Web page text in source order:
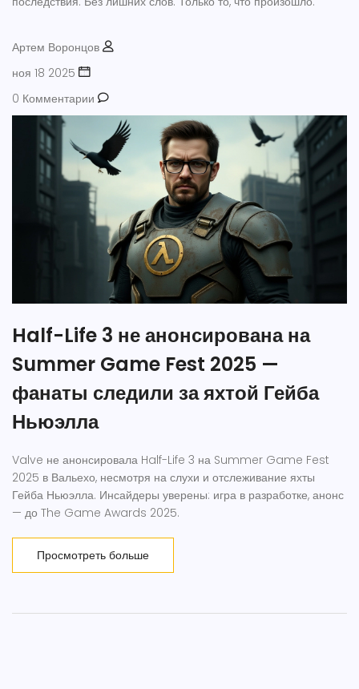
Артем Воронцов
ноя 18 2025
0 Комментарии
Half-Life 3 не анонсирована на
Summer Game Fest 2025 —
фанаты следили за яхтой Гейба
Ньюэлла
Valve не анонсировала Half-Life 3 на Summer Game Fest
2025 в Вальехо, несмотря на слухи и отслеживание яхты
Гейба Ньюэлла. Инсайдеры уверены: игра в разработке, анонс
— до The Game Awards 2025.
Просмотреть больше